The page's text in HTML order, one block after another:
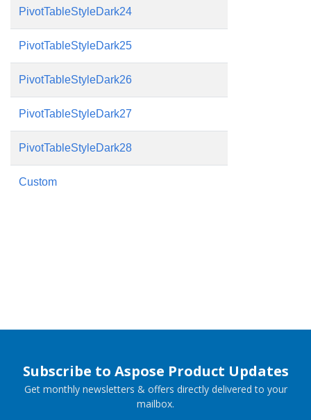
PivotTableStyleDark24
PivotTableStyleDark25
PivotTableStyleDark26
PivotTableStyleDark27
PivotTableStyleDark28
Custom
Subscribe to Aspose Product Updates
Get monthly newsletters & offers directly delivered to your
mailbox.